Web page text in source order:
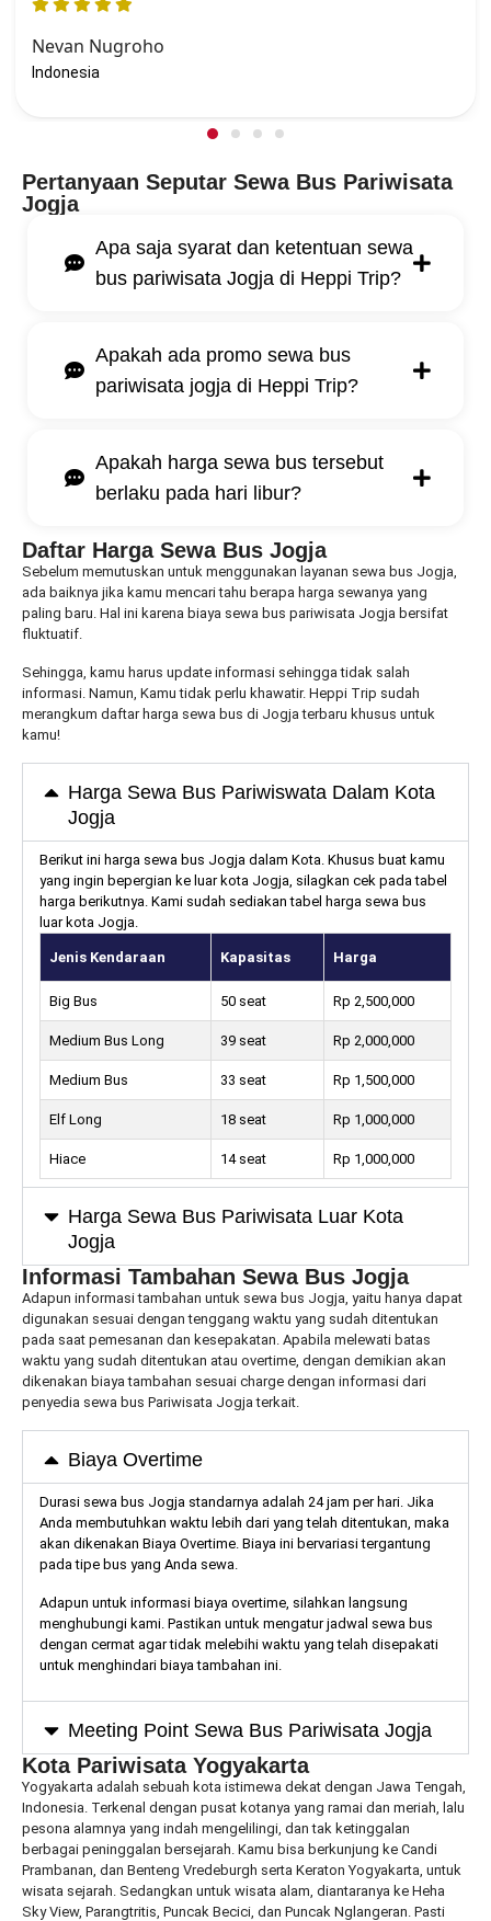
Nevan Nugroho
Indonesia
Pertanyaan Seputar Sewa Bus Pariwisata
Jogja
Apa saja syarat dan ketentuan sewa
bus pariwisata Jogja di Heppi Trip?
Apakah ada promo sewa bus
pariwisata jogja di Heppi Trip?
Apakah harga sewa bus tersebut
berlaku pada hari libur?
Daftar Harga Sewa Bus Jogja
Sebelum memutuskan untuk menggunakan layanan sewa bus Jogja,
ada baiknya jika kamu mencari tahu berapa harga sewanya yang
paling baru. Hal ini karena biaya sewa bus pariwisata Jogja bersifat
fluktuatif.
Sehingga, kamu harus update informasi sehingga tidak salah
informasi. Namun, Kamu tidak perlu khawatir. Heppi Trip sudah
merangkum daftar harga sewa bus di Jogja terbaru khusus untuk
kamu!
Harga Sewa Bus Pariwiswata Dalam Kota
Jogja
Berikut ini harga sewa bus Jogja dalam Kota. Khusus buat kamu
yang ingin bepergian ke luar kota Jogja, silagkan cek pada tabel
harga berikutnya. Kami sudah sediakan tabel harga sewa bus
luar kota Jogja.
Jenis Kendaraan Kapasitas Harga
Big Bus 50 seat Rp 2,500,000
Medium Bus Long 39 seat Rp 2,000,000
Medium Bus 33 seat Rp 1,500,000
Elf Long 18 seat Rp 1,000,000
Hiace 14 seat Rp 1,000,000
Harga Sewa Bus Pariwisata Luar Kota
Jogja
Informasi Tambahan Sewa Bus Jogja
Adapun informasi tambahan untuk sewa bus Jogja, yaitu hanya dapat
digunakan sesuai dengan tenggang waktu yang sudah ditentukan
pada saat pemesanan dan kesepakatan. Apabila melewati batas
waktu yang sudah ditentukan atau overtime, dengan demikian akan
dikenakan biaya tambahan sesuai charge dengan informasi dari
penyedia sewa bus Pariwisata Jogja terkait.
Biaya Overtime
Durasi sewa bus Jogja standarnya adalah 24 jam per hari. Jika
Anda membutuhkan waktu lebih dari yang telah ditentukan, maka
akan dikenakan Biaya Overtime. Biaya ini bervariasi tergantung
pada tipe bus yang Anda sewa.
Adapun untuk informasi biaya overtime, silahkan langsung
menghubungi kami. Pastikan untuk mengatur jadwal sewa bus
dengan cermat agar tidak melebihi waktu yang telah disepakati
untuk menghindari biaya tambahan ini.
Meeting Point Sewa Bus Pariwisata Jogja
Kota Pariwisata Yogyakarta
Yogyakarta adalah sebuah kota istimewa dekat dengan Jawa Tengah,
Indonesia. Terkenal dengan pusat kotanya yang ramai dan meriah, lalu
pesona alamnya yang indah mengelilingi, dan tak ketinggalan
berbagai peninggalan bersejarah. Kamu bisa berkunjung ke Candi
Prambanan, dan Benteng Vredeburgh serta Keraton Yogyakarta, untuk
wisata sejarah. Sedangkan untuk wisata alam, diantaranya ke Heha
Sky View, Parangtritis, Puncak Becici, dan Puncak Nglangeran. Pasti